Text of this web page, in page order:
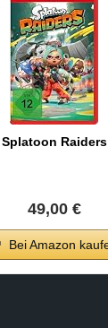
Splatoon Raiders
49,00 €
Bei Amazon